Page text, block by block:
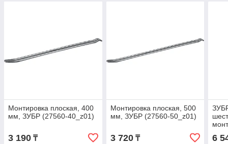
Монтировка плоская, 400
мм, ЗУБР (27560-40_z01)
3 190 ₸
Монтировка плоская, 500
мм, ЗУБР (27560-50_z01)
3 720₸ 6